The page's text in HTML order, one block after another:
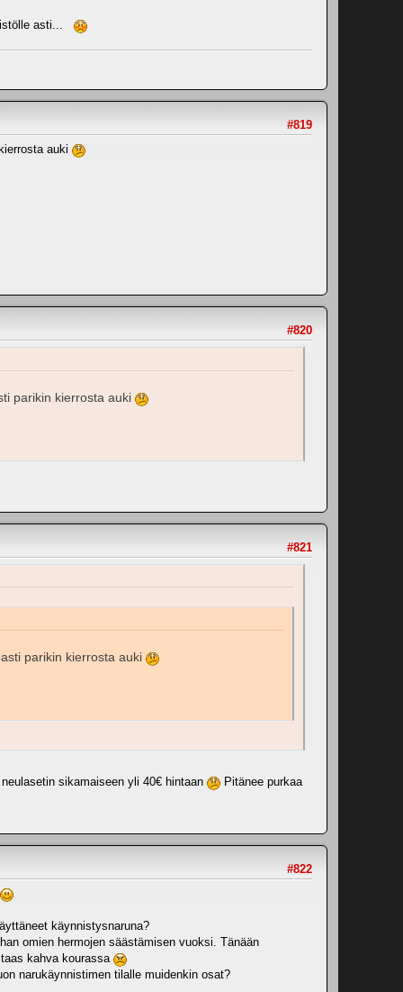
asti...
#819
auki
#820
parikin kierrosta auki
#821
parikin kierrosta auki
sikamaiseen yli 40€ hintaan Pitänee purkaa
#822
käynnistysnaruna?
omien hermojen säästämisen vuoksi. Tänään
kahva kourassa
narukäynnistimen tilalle muidenkin osat?